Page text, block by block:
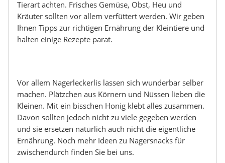
Tierart achten. Frisches Gemüse, Obst, Heu und
Kräuter sollten vor allem verfüttert werden. Wir geben
Ihnen Tipps zur richtigen Ernährung der Kleintiere und
halten einige Rezepte parat.
Vor allem Nagerleckerlis lassen sich wunderbar selber
machen. Plätzchen aus Körnern und Nüssen lieben die
Kleinen. Mit ein bisschen Honig klebt alles zusammen.
Davon sollten jedoch nicht zu viele gegeben werden
und sie ersetzen natürlich auch nicht die eigentliche
Ernährung. Noch mehr Ideen zu Nagersnacks für
zwischendurch finden Sie bei uns.